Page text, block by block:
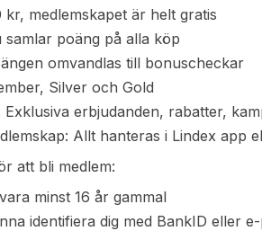
kr, medlemskapet är helt gratis
samlar poäng på alla köp
omvandlas till bonuscheckar
Silver och Gold
Exklusiva erbjudanden, rabatter,
Allt hanteras i Lindex app
att bli medlem:
minst 16 år gammal
identifiera dig med BankID eller